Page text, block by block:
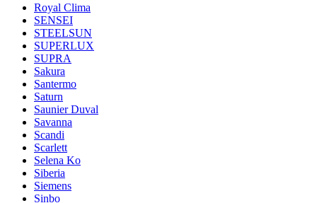
Royal Clima
SENSEI
STEELSUN
SUPERLUX
SUPRA
Sakura
Santermo
Saturn
Saunier Duval
Savanna
Scandi
Scarlett
Selena Ko
Siberia
Siemens
Sinbo